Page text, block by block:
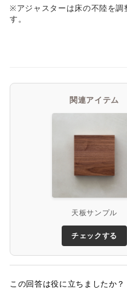
※アジャスターは床の不陸を調
す。
関連アイテム
天板サンプル
チェックする
この回答は役に立ちましたか？